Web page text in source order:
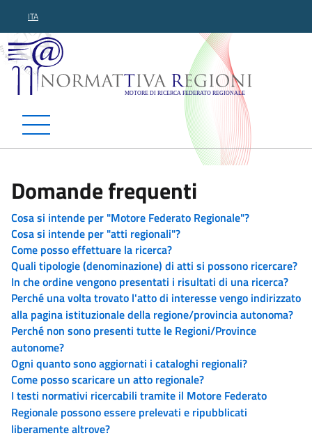
ITA
Normattiva Regioni -
Domande frequenti
Cosa si intende per "Motore Federato Regionale"?
Cosa si intende per "atti regionali"?
Come posso effettuare la ricerca?
Quali tipologie (denominazione) di atti si possono ricercare?
In che ordine vengono presentati i risultati di una ricerca?
Perché una volta trovato l'atto di interesse vengo indirizzato
alla pagina istituzionale della regione/provincia autonoma?
Perché non sono presenti tutte le Regioni/Province
autonome?
Ogni quanto sono aggiornati i cataloghi regionali?
Come posso scaricare un atto regionale?
I testi normativi ricercabili tramite il Motore Federato
Regionale possono essere prelevati e ripubblicati
liberamente altrove?